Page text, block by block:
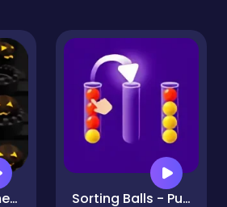
Halloween Remembers Sorting Balls - Puzzle